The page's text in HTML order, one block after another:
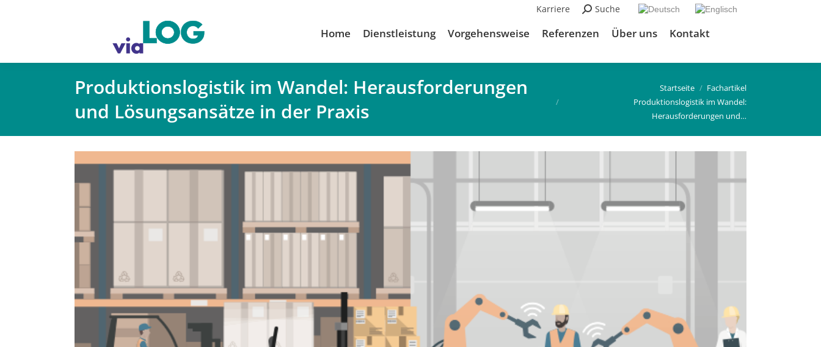
Karriere Suchen:
Suche
Home Dienstleistung Vorgehensweise Referenzen Über uns Kontakt
Produktionslogistik im Wandel: Herausforderungen
und Lösungsansätze in der Praxis
Startseite
Fachartikel
Produktionslogistik im Wandel:
Herausforderungen und…